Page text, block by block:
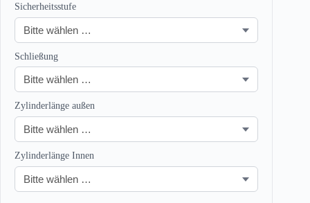
Sicherheitsstufe
Schließung
Zylinderlänge außen
Zylinderlänge Innen